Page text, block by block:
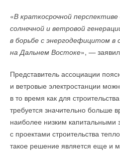
«В краткосрочной
солнечной и ветровой
в борьбе с энергодефицитом в
на Дальнем Востоке», —
Представитель ассоциации
и ветровые электростанции
в то время как для
требуется значительно больше
наиболее низким капитальными
с проектами строительства
такое решение является еще и
упростить, отказавшись от
элементов. Это позволит
средств, повысить их
и разработок, Ilika разработала
производства. Планируется, что
версия, пригодная для
Стратегия компании
существующей инфраструктуры
аккумуляторов, что позволит